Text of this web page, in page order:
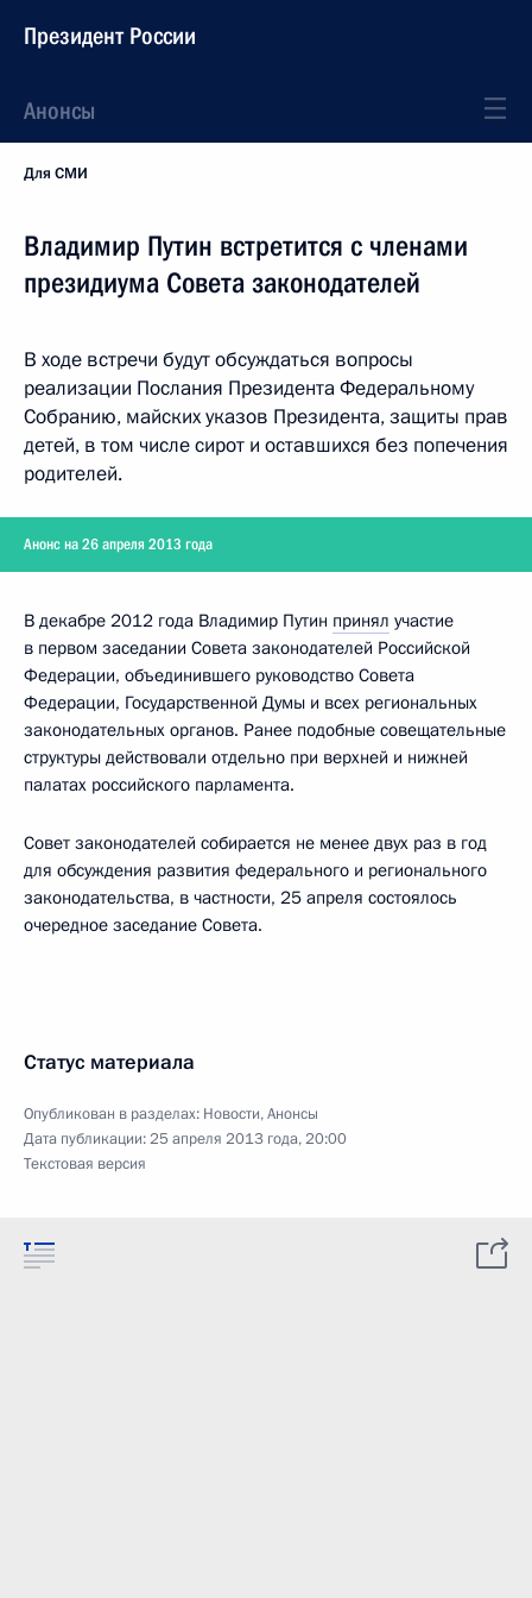
Президент России
Анонсы
Для СМИ
Владимир Путин встретится с членами
президиума Совета законодателей
В ходе встречи будут обсуждаться вопросы
реализации Послания Президента Федеральному
Собранию, майских указов Президента, защиты прав
детей, в том числе сирот и оставшихся без попечения
родителей.
Анонс на 26 апреля 2013 года
В декабре 2012 года Владимир Путин принял участие
в первом заседании Совета законодателей Российской
Федерации, объединившего руководство Совета
Федерации, Государственной Думы и всех региональных
законодательных органов. Ранее подобные совещательные
структуры действовали отдельно при верхней и нижней
палатах российского парламента.
Совет законодателей собирается не менее двух раз в год
для обсуждения развития федерального и регионального
законодательства, в частности, 25 апреля состоялось
очередное заседание Совета.
Статус материала
Опубликован в разделах: Новости,Анонсы
Дата публикации:25 апреля 2013 года, 20:00
Текстовая версия